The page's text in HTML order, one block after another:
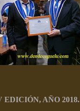
EDICIÓN, AÑO 2018.